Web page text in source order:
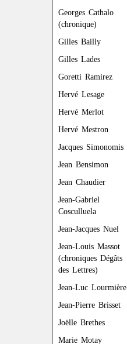
Georges Cathalo
(chronique)
Gilles Bailly
Gilles Lades
Goretti Ramirez
Hervé Lesage
Hervé Merlot
Hervé Mestron
Jacques Simonomis
Jean Bensimon
Jean Chaudier
Jean-Gabriel
Cosculluela
Jean-Jacques Nuel
Jean-Louis Massot
(chroniques Dégâts
des Lettres)
Jean-Luc Lourmière
Jean-Pierre Brisset
Joëlle Brethes
Marie Motay